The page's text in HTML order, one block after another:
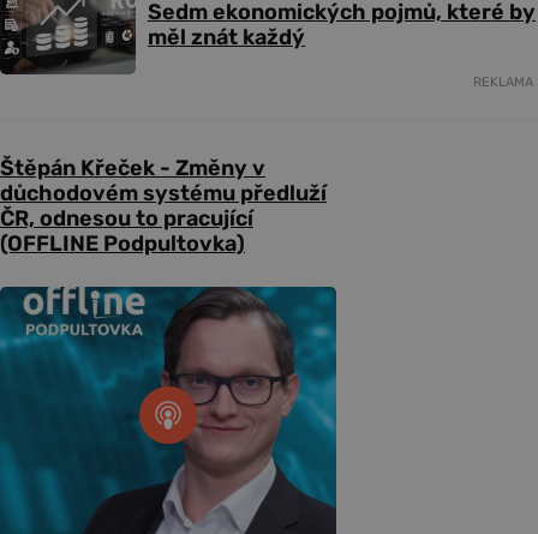
Sedm ekonomických pojmů, které by
měl znát každý
REKLAMA
Štěpán Křeček - Změny v
důchodovém systému předluží
ČR, odnesou to pracující
(OFFLINE Podpultovka)